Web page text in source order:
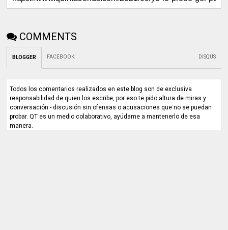
COMMENTS
BLOGGER FACEBOOK: DISQUS
Todos los comentarios realizados en este blog son de exclusiva
responsabilidad de quien los escribe, por eso te pido altura de miras y
conversación - discusión sin ofensas o acusaciones que no se puedan
probar. QT es un medio colaborativo, ayúdame a mantenerlo de esa
manera.